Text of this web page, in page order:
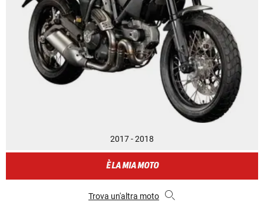
2017 - 2018
È LA MIA MOTO
Trova un'altra moto